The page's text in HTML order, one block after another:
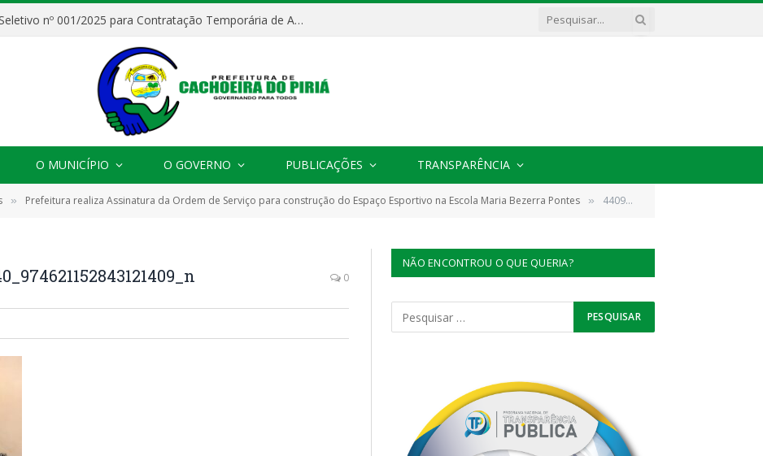
Processo Seletivo nº 001/2025 para Contratação Temporária de Agentes Comunitários de Saúde (ACS)
O MUNICÍPIO O GOVERNO PUBLICAÇÕES TRANSPARÊNCIA
» Prefeitura realiza Assinatura da Ordem de Serviço para construção do Espaço Esportivo na Escola Maria Bezerra Pontes » 440939041_510683418143940_974621152843121409_n
0
NÃO ENCONTROU O QUE QUERIA?